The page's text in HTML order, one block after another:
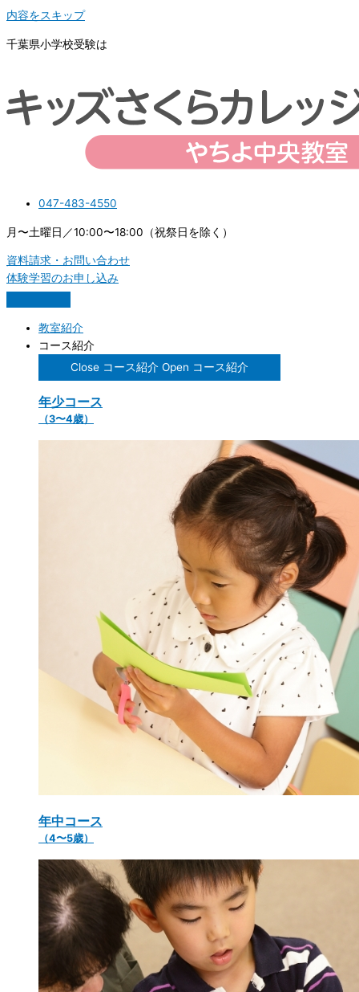
内容をスキップ
千葉県小学校受験は
047-483-4550
月〜土曜日／10:00〜18:00（祝祭日を除く）
資料請求・お問い合わせ
体験学習のお申し込み
教室紹介
コース紹介
Close コース紹介 Open コース紹介
年少コース
（3〜4歳）
年中コース
（4〜5歳）